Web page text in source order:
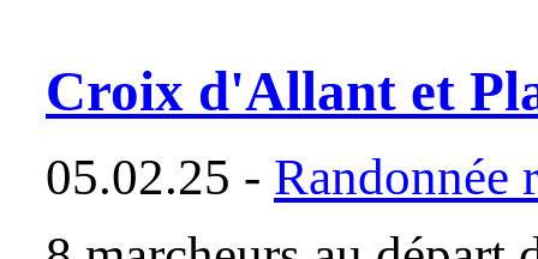
Croix d'Allant et
05.02.25 - Randonnée